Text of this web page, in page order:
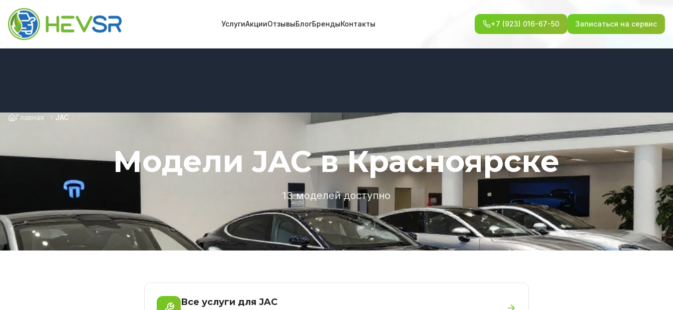
УслугиАкцииОтзывыБлогБрендыКонтакты +7 (923) 016-67-50 Записаться на сервис
Главная JAC
Модели JAC в Красноярске
13 моделей доступно
Все услуги для JAC